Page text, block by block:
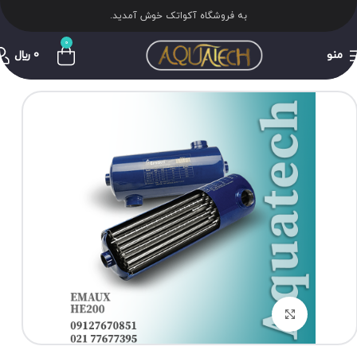
به فروشگاه آکواتک خوش آمدید.
منو
0
0 ﷼
برای بزرگنمایی کلیک کنید